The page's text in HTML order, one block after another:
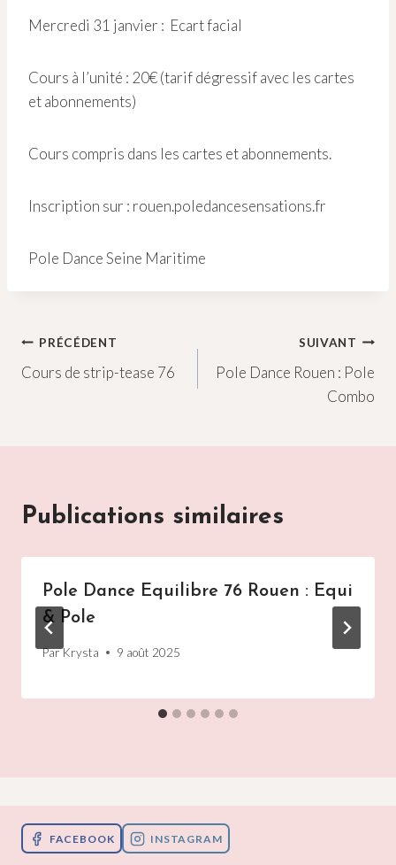
Mercredi 31 janvier : Ecart facial
Cours à l’unité : 20€ (tarif dégressif avec les cartes
et abonnements)
Cours compris dans les cartes et abonnements.
Inscription sur : rouen.poledancesensations.fr
Pole Dance Seine Maritime
Navigation
de
PRÉCÉDENT
Cours de strip-tease 76
SUIVANT
Pole Dance Rouen : Pole
Combo
Publications similaires
Pole Dance Equilibre 76 Rouen : Equi
& Pole
ParKrysta 9 août 2025
FACEBOOK INSTAGRAM